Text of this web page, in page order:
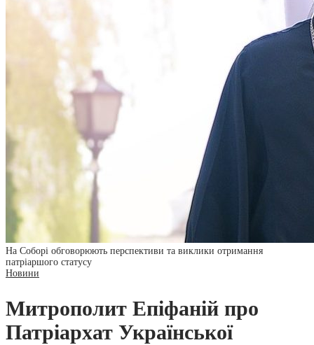
На Соборі обговорюють перспективи та виклики отримання
патріаршого статусу
Новини
Митрополит Епіфаній про
Патріархат Української